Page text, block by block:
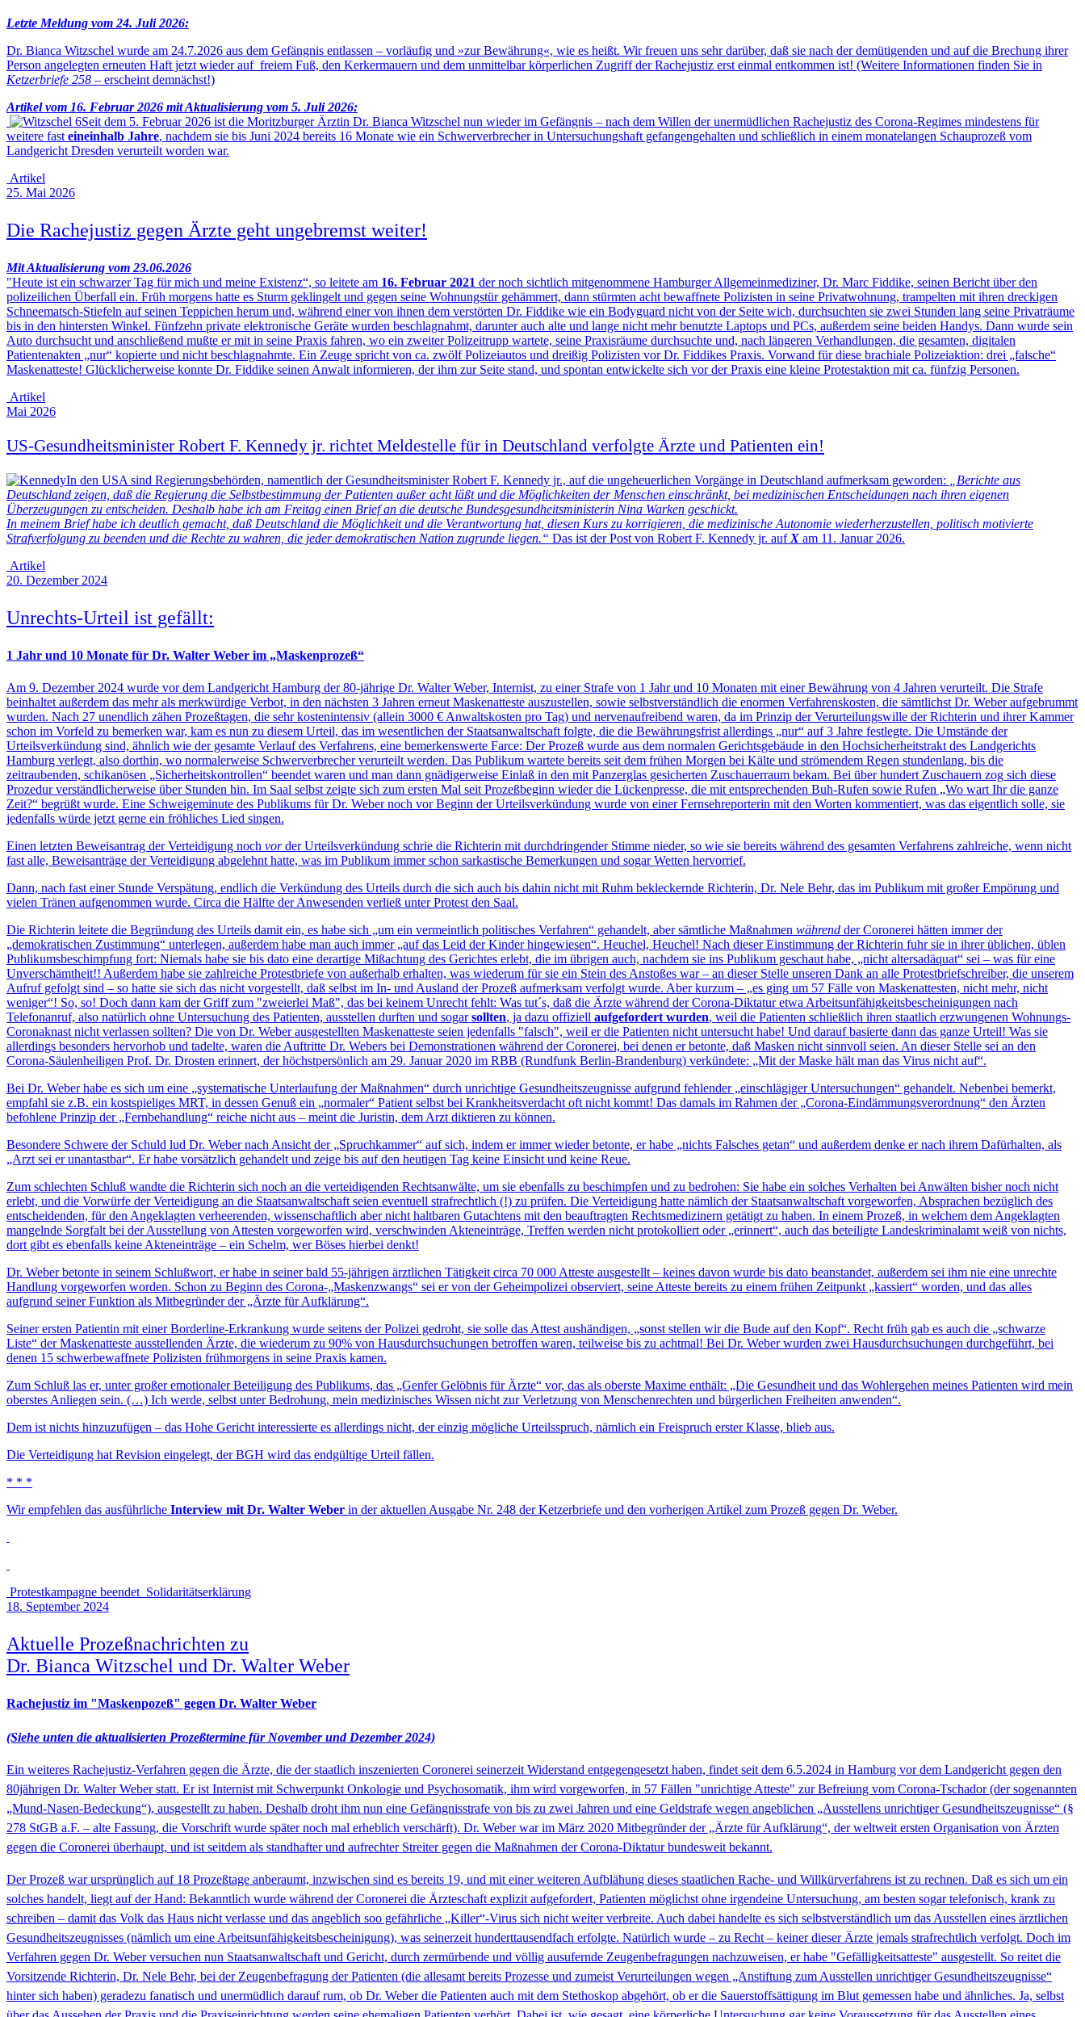
Letzte Meldung vom 24. Juli 2026:
Dr. Bianca Witzschel wurde am 24.7.2026 aus dem Gefängnis entlassen – vorläufig und »zur Bewährung«, wie es heißt. Wir freuen uns sehr darüber, daß sie nach der demütigenden und auf die Brechung ihrer
Person angelegten erneuten Haft jetzt wieder auf freiem Fuß, den Kerkermauern und dem unmittelbar körperlichen Zugriff der Rachejustiz erst einmal entkommen ist! (Weitere Informationen finden Sie in
Ketzerbriefe 258 – erscheint demnächst!)
Artikel vom 16. Februar 2026 mit Aktualisierung vom 5. Juli 2026:
Seit dem 5. Februar 2026 ist die Moritzburger Ärztin Dr. Bianca Witzschel nun wieder im Gefängnis – nach dem Willen der unermüdlichen Rachejustiz des Corona-Regimes mindestens für
weitere fasteineinhalb Jahre, nachdem sie bis Juni 2024 bereits 16 Monate wie ein Schwerverbrecher in Untersuchungshaft gefangengehalten und schließlich in einem monatelangen Schauprozeß vom
Landgericht Dresden verurteilt worden war.
Artikel
25. Mai 2026
Die Rachejustiz gegen Ärzte geht ungebremst weiter!
Mit Aktualisierung vom 23.06.2026
"Heute ist ein schwarzer Tag für mich und meine Existenz“, so leitete am 16. Februar 2021 der noch sichtlich mitgenommene Hamburger Allgemeinmediziner, Dr. Marc Fiddike, seinen Berichtüber den
polizeilichen Überfall ein. Früh morgens hatte es Sturm geklingelt und gegen seine Wohnungstür gehämmert, dann stürmten acht bewaffnete Polizisten in seine Privatwohnung, trampelten mit ihren dreckigen
Schneematsch-Stiefeln auf seinen Teppichen herum und, während einer von ihnen dem verstörten Dr. Fiddike wie ein Bodyguard nicht von der Seite wich, durchsuchten sie zwei Stunden lang seine Privaträume
bis in den hintersten Winkel. Fünfzehn private elektronische Geräte wurden beschlagnahmt, darunter auch alte und lange nicht mehr benutzte Laptops und PCs, außerdem seine beiden Handys. Dann wurde sein
Auto durchsucht und anschließend mußte er mit in seine Praxis fahren, wo ein zweiter Polizeitrupp wartete, seine Praxisräume durchsuchte und, nach längeren Verhandlungen, die gesamten, digitalen
Patientenakten „nur“ kopierte und nicht beschlagnahmte. Ein Zeuge spricht von ca. zwölf Polizeiautos und dreißig Polizisten vor Dr. Fiddikes Praxis. Vorwand für diese brachiale Polizeiaktion: drei „falsche“
Maskenatteste! Glücklicherweise konnte Dr. Fiddike seinen Anwalt informieren, der ihm zur Seite stand, und spontan entwickelte sich vor der Praxis eine kleine Protestaktion mit ca. fünfzig Personen.
Artikel
Mai 2026
US-Gesundheitsminister Robert F. Kennedy jr. richtet Meldestelle für in Deutschland verfolgte Ärzte und Patienten ein!
In den USA sind Regierungsbehörden, namentlich der Gesundheitsminister Robert F. Kennedy jr., auf die ungeheuerlichen Vorgänge in Deutschland aufmerksam geworden: „Berichte aus
Deutschland zeigen, daß die Regierung die Selbstbestimmung der Patienten außer acht läßt und die Möglichkeiten der Menschen einschränkt, bei medizinischen Entscheidungen nach ihren eigenen
Überzeugungen zu entscheiden. Deshalb habe ich am Freitag einen Brief an die deutsche Bundesgesundheitsministerin Nina Warken geschickt.
In meinem Brief habe ich deutlich gemacht, daß Deutschland die Möglichkeit und die Verantwortung hat, diesen Kurs zu korrigieren, die medizinische Autonomie wiederherzustellen, politisch motivierte
Strafverfolgung zu beenden und die Rechte zu wahren, die jeder demokratischen Nation zugrunde liegen.“ Das ist der Post von Robert F. Kennedy jr. aufX am 11. Januar 2026.
Artikel
20. Dezember 2024
Unrechts-Urteil ist gefällt:
1 Jahr und 10 Monate für Dr. Walter Weber im „Maskenprozeß“
Am 9. Dezember 2024 wurde vor dem Landgericht Hamburg der 80-jährige Dr. Walter Weber, Internist, zu einer Strafe von 1 Jahr und 10 Monaten mit einer Bewährung von 4 Jahren verurteilt. ­Die Strafe
beinhaltet außerdem das mehr als merkwürdige Verbot, in den nächsten 3 Jahren erneut Maskenatteste auszustellen, sowie selbstverständlich die enormen Verfahrenskosten, die sämtlichst Dr. Weber aufgebrummt
wurden. Nach 27 unendlich zähen Prozeßtagen, die sehr kostenintensiv (allein 3000 € Anwaltskosten pro Tag) und nervenaufreibend waren, da im Prinzip der Verurteilungswille der Richterin und ihrer Kammer
schon im Vorfeld zu bemerken war, kam es nun zu diesem Urteil, das im wesentlichen der Staatsanwaltschaft folgte, die die Bewährungsfrist allerdings „nur“ auf 3 Jahre festlegte. Die Umstände der
Urteilsverkündung sind, ähnlich wie der gesamte Verlauf des Verfahrens, eine bemerkenswerte Farce: Der Prozeß wurde aus dem normalen Gerichtsgebäude in den Hochsicherheitstrakt des Landgerichts
Hamburg verlegt, also dorthin, wo normalerweise Schwerverbrecher verurteilt werden. Das Publikum wartete bereits seit dem frühen Morgen bei Kälte und strömendem Regen stundenlang, bis die
zeitraubenden, schikanösen „Sicherheitskontrollen“ beendet waren und man dann gnädigerweise Einlaß in den mit Panzerglas gesicherten Zuschauerraum bekam. Bei über hundert Zuschauern zog sich diese
Prozedur verständlicherweise über Stunden hin. Im Saal selbst zeigte sich zum ersten Mal seit Prozeßbeginn wieder die Lückenpresse, die mit entsprechenden Buh-Rufen sowie Rufen „Wo wart Ihr die ganze
Zeit?“ begrüßt wurde. Eine Schweigeminute des Publikums für Dr. Weber noch vor Beginn der Urteilsverkündung wurde von einer Fernsehreporterin mit den Worten kommentiert, was das eigentlich solle, sie
jedenfalls würde jetzt gerne ein fröhliches Lied singen.
Einen letzten Beweisantrag der Verteidigung noch vorder Urteilsverkündung schrie die Richterin mit durchdringender Stimme nieder, so wie sie bereits während des gesamten Verfahrens zahlreiche, wenn nicht
fast alle, Beweisanträge der Verteidigung abgelehnt hatte, was im Publikum immer schon sarkastische Bemerkungen und sogar Wetten hervorrief.
Dann, nach fast einer Stunde Verspätung, endlich die Verkündung des Urteils durch die sich auch bis dahin nicht mit Ruhm bekleckernde Richterin, Dr. Nele Behr, das im Publikum mit großer Empörung und
vielen Tränen aufgenommen wurde. Circa die Hälfte der Anwesenden verließ unter Protest den Saal.
Die Richterin leitete die Begründung des Urteils damit ein, es habe sich „um ein vermeintlich politisches Verfahren“ gehandelt, aber sämtliche Maßnahmen während der Coronerei hätten immer der
„demokratischen Zustimmung“ unterlegen, außerdem habe man auch immer „auf das Leid der Kinder hingewiesen“. Heuchel, Heuchel! Nach dieser Einstimmung der Richterin fuhr sie in ihrer üblichen, üblen
Publikumsbeschimpfung fort: Niemals habe sie bis dato eine derartige Mißachtung des Gerichtes erlebt, die im übrigen auch, nachdem sie ins Publikum geschaut habe, „nicht altersadäquat“ sei – was für eine
Unverschämtheit!! Außerdem habe sie zahlreiche Protestbriefe von außerhalb erhalten, was wiederum für sie ein Stein des Anstoßes war – an dieser Stelle unseren Dank an alle Protestbriefschreiber, die unserem
Aufruf gefolgt sind – so hatte sie sich das nicht vorgestellt, daß selbst im In- und Ausland der Prozeß aufmerksam verfolgt wurde. Aber kurzum – „es ging um 57 Fälle von Maskenattesten, nicht mehr, nicht
weniger“! So, so! Doch dann kam der Griff zum "zweierlei Maß", das bei keinem Unrecht fehlt: Was tut´s, daß die Ärzte während der Corona-Diktatur etwa Arbeitsunfähigkeitsbescheinigungen nach
Telefonanruf, also natürlich ohne Untersuchung des Patienten, ausstellen durften und sogarsollten, ja dazu offiziell aufgefordert wurden, weil die Patienten schließlich ihren staatlich erzwungenen Wohnungs-
Coronaknast nicht verlassen sollten? Die von Dr. Weber ausgestellten Maskenatteste seien jedenfalls "falsch", weil er die Patienten nicht untersucht habe! Und darauf basierte dann das ganze Urteil! Was sie
allerdings besonders hervorhob und tadelte, waren die Auftritte Dr. Webers bei Demonstrationen während der Coronerei, bei denen er betonte, daß Masken nicht sinnvoll seien. An dieser Stelle sei an den
Corona-Säulenheiligen Prof. Dr. Drosten erinnert, der höchstpersönlich am 29. Januar 2020 im RBB (Rundfunk Berlin-Brandenburg) verkündete: „Mit der Maske hält man das Virus nicht auf“.
Bei Dr. Weber habe es sich um eine „systematische Unterlaufung der Maßnahmen“ durch unrichtige Gesundheitszeugnisse aufgrund fehlender „einschlägiger Untersuchungen“ gehandelt. Nebenbei bemerkt,
empfahl sie z.B. ein kostspieliges MRT, in dessen Genuß ein „normaler“ Patient selbst bei Krankheitsverdacht oft nicht kommt! Das damals im Rahmen der „Corona-Eindämmungsverordnung“ den Ärzten
befohlene Prinzip der „Fernbehandlung“ reiche nicht aus – meint die Juristin, dem Arzt diktieren zu können.
Besondere Schwere der Schuld lud Dr. Weber nach Ansicht der „Spruchkammer“ auf sich, indem er immer wieder betonte, er habe „nichts Falsches getan“ und außerdem denke er nach ihrem Dafürhalten, als
„Arzt sei er unantastbar“. Er habe vorsätzlich gehandelt und zeige bis auf den heutigen Tag keine Einsicht und keine Reue.
Zum schlechten Schluß wandte die Richterin sich noch an die verteidigenden Rechtsanwälte, um sie ebenfalls zu beschimpfen und zu bedrohen: Sie habe ein solches Verhalten bei Anwälten bisher noch nicht
erlebt, und die Vorwürfe der Verteidigung an die Staatsanwaltschaft seien eventuell strafrechtlich (!) zu prüfen. Die Verteidigung hatte nämlich der Staatsanwaltschaft vorgeworfen, Absprachen bezüglich des
entscheidenden, für den Angeklagten verheerenden, wissenschaftlich aber nicht haltbaren Gutachtens mit den beauftragten Rechtsmedizinern getätigt zu haben. In einem Prozeß, in welchem dem Angeklagten
mangelnde Sorgfalt bei der Ausstellung von Attesten vorgeworfen wird, verschwinden Akteneinträge, Treffen werden nicht protokolliert oder „erinnert“, auch das beteiligte Landeskriminalamt weiß von nichts,
dort gibt es ebenfalls keine Akteneinträge – ein Schelm, wer Böses hierbei denkt!
Dr. Weber betonte in seinem Schlußwort, er habe in seiner bald 55-jährigen ärztlichen Tätigkeit circa 70 000 Atteste ausgestellt – keines davon wurde bis dato beanstandet, außerdem sei ihm nie eine unrechte
Handlung vorgeworfen worden. Schon zu Beginn des Corona-„Maskenzwangs“ sei er von der Geheimpolizei observiert, seine Atteste bereits zu einem frühen Zeitpunkt „kassiert“ worden, und das alles
aufgrund seiner Funktion als Mitbegründer der „Ärzte für Aufklärung“.
Seiner ersten Patientin mit einer Borderline-Erkrankung wurde seitens der Polizei gedroht, sie solle das Attest aushändigen, „sonst stellen wir die Bude auf den Kopf“. Recht früh gab es auch die „schwarze
Liste“ der Maskenatteste ausstellenden Ärzte, die wiederum zu 90% von Hausdurchsuchungen betroffen waren, teilweise bis zu achtmal! Bei Dr. Weber wurden zwei Hausdurchsuchungen durchgeführt, bei
denen 15 schwerbewaffnete Polizisten frühmorgens in seine Praxis kamen.
Zum Schluß las er, unter großer emotionaler Beteiligung des Publikums, das „Genfer Gelöbnis für Ärzte“ vor, das als oberste Maxime enthält: „Die Gesundheit und das Wohlergehen meines Patienten wird mein
oberstes Anliegen sein. (…) Ich werde, selbst unter Bedrohung, mein medizinisches Wissen nicht zur Verletzung von Menschenrechten und bürgerlichen Freiheiten anwenden“.
Dem ist nichts hinzuzufügen – das Hohe Gericht interessierte es allerdings nicht, der einzig mögliche Urteilsspruch, nämlich ein Freispruch erster Klasse, blieb aus.
Die Verteidigung hat Revision eingelegt, der BGH wird das endgültige Urteil fällen.
* * *
Wir empfehlen das ausführliche Interview mit Dr. Walter Weber in deraktuellen Ausgabe Nr. 248 der Ketzerbriefe und den vorherigen Artikel zum Prozeß gegen Dr. Weber.
Protestkampagne beendet Solidaritätserklärung
18. September 2024
Aktuelle Prozeßnachrichten zu
Dr. Bianca Witzschel und Dr. Walter Weber
Rachejustiz im "Maskenpozeß" gegen Dr. Walter Weber
(Siehe unten die aktualisierten Prozeßtermine für November und Dezember 2024)
Ein weiteres Rachejustiz-Verfahren gegen die Ärzte, die der staatlich inszenierten Coronerei seinerzeit Widerstand entgegengesetzt haben, findet seit dem 6.5.2024 in Hamburg vor dem Landgericht gegen den
80jährigen Dr. Walter Weber statt. Er ist Internist mit Schwerpunkt Onkologie und Psychosomatik, ihm wird vorgeworfen, in 57 Fällen "unrichtige Atteste" zur Befreiung vom Corona-Tschador (der sogenannten
„Mund-Nasen-Bedeckung“), ausgestellt zu haben. Deshalb droht ihm nun eine Gefängnisstrafe von bis zu zwei Jahren und eine Geldstrafe wegen angeblichen „Ausstellens unrichtiger Gesundheitszeugnisse“ (§
278 StGB a.F. – alte Fassung, die Vorschrift wurde später noch mal erheblich verschärft). Dr. Weber war im März 2020 Mitbegründer der „Ärzte für Aufklärung“, der weltweit ersten Organisation von Ärzten
gegen die Coronerei überhaupt, und ist seitdem als standhafter und aufrechter Streiter gegen die Maßnahmen der Corona-Diktatur bundesweit bekannt.
Der Prozeß war ursprünglich auf 18 Prozeßtage anberaumt, inzwischen sind es bereits 19, und mit einer weiteren Aufblähung dieses staatlichen Rache- und Willkürverfahrens ist zu rechnen. Daß es sich um ein
solches handelt, liegt auf der Hand: Bekanntlich wurde während der Coronerei die Ärzteschaft explizit aufgefordert, Patienten möglichst ohne irgendeine Untersuchung, am besten sogar telefonisch, krank zu
schreiben – damit das Volk das Haus nicht verlasse und das angeblich soo gefährliche „Killer“-Virus sich nicht weiter verbreite. Auch dabei handelte es sich selbstverständlich um das Ausstellen eines ärztlichen
Gesundheitszeugnisses (nämlich um eine Arbeitsunfähigkeitsbescheinigung), was seinerzeit hunderttausendfach erfolgte. Natürlich wurde – zu Recht – keiner dieser Ärzte jemals strafrechtlich verfolgt. Doch im
Verfahren gegen Dr. Weber versuchen nun Staatsanwaltschaft und Gericht, durch zermürbende und völlig ausufernde Zeugenbefragungen nachzuweisen, er habe "Gefälligkeitsatteste" ausgestellt. So reitet die
Vorsitzende Richterin, Dr. Nele Behr, bei der Zeugenbefragung der Patienten (die allesamt bereits Prozesse und zumeist Verurteilungen wegen „Anstiftung zum Ausstellen unrichtiger Gesundheitszeugnisse“
hinter sich haben) geradezu fanatisch und unermüdlich darauf rum, ob Dr. Weber die Patienten auch mit dem Stethoskop abgehört, ob er die Sauerstoffsättigung im Blut gemessen habe und ähnliches. Ja, selbst